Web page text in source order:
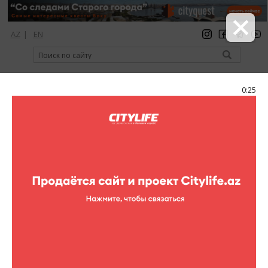
0:25
AZ | EN
регистрация вход Citylife Magazine